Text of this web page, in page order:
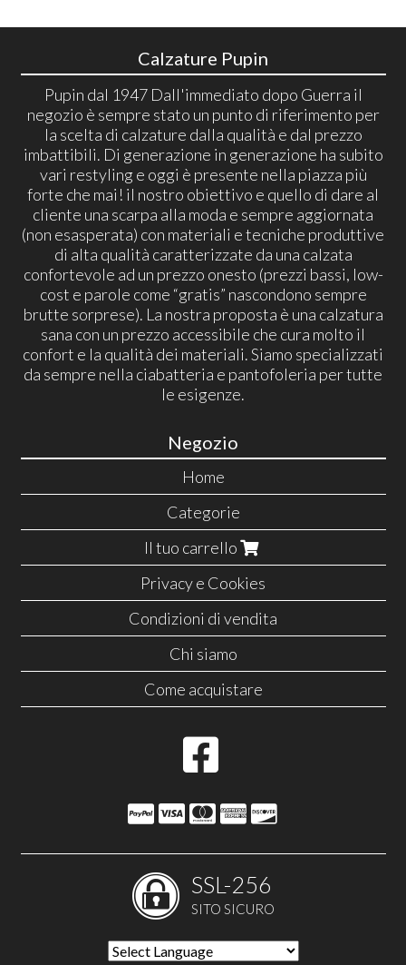
Calzature Pupin
Pupin dal 1947 Dall'immediato dopo Guerra il
negozio è sempre stato un punto di riferimento per
la scelta di calzature dalla qualità e dal prezzo
imbattibili. Di generazione in generazione ha subito
vari restyling e oggi è presente nella piazza più
forte che mai! il nostro obiettivo e quello di dare al
cliente una scarpa alla moda e sempre aggiornata
(non esasperata) con materiali e tecniche produttive
di alta qualità caratterizzate da una calzata
confortevole ad un prezzo onesto (prezzi bassi, low-
cost e parole come “gratis” nascondono sempre
brutte sorprese). La nostra proposta è una calzatura
sana con un prezzo accessibile che cura molto il
confort e la qualità dei materiali. Siamo specializzati
da sempre nella ciabatteria e pantofoleria per tutte
le esigenze.
Negozio
Home
Categorie
Il tuo carrello
Privacy e Cookies
Condizioni di vendita
Chi siamo
Come acquistare
SSL-256
SITO SICURO